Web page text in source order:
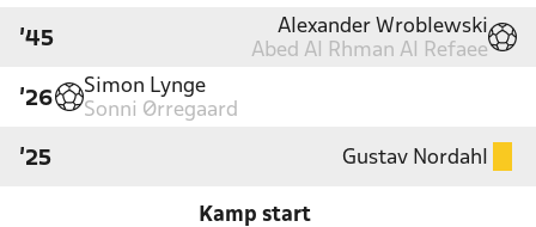
'45
Alexander Wroblewski
Abed Al Rhman Al Refaee
'26
Simon Lynge
Sonni Ørregaard
'25 Gustav Nordahl
Kamp start